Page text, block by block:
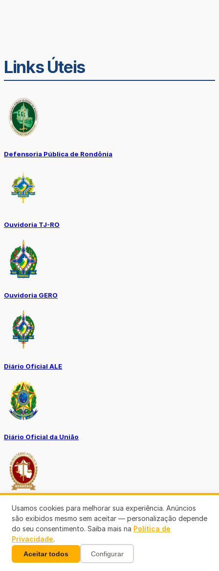
Links Úteis
Defensoria Pública de Rondônia
Ouvidoria TJ-RO
Ouvidoria GERO
Diário Oficial ALE
Diário Oficial da União
Ouvidoria MP-RO
Usamos cookies para melhorar sua experiência. Anúncios
são exibidos mesmo sem aceitar — personalização depende
do seu consentimento. Saiba mais na Política de
Privacidade.
Aceitar todos Configurar